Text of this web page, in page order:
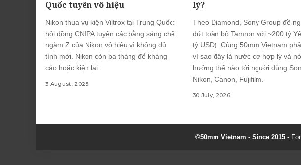
Quốc tuyên vô hiệu
Nikon thua vụ kiện Viltrox tại Trung Quốc:
hội đồng CNIPA tuyên các bằng sáng chế
ngàm Z của Nikon vô hiệu vì không đủ
tính mới. Nikon còn ba tháng để kháng
cáo hoặc kiện lại.
3 August, 2026
lý?
Theo Diamond, Sony Group đề
đứt toàn bộ Tamron với ~200 tỷ
tỷ USD). Cùng 50mm Vietnam
vì sao đây là nước cờ hợp lý và
hưởng thế nào tới người dùng
Nikon, Canon, Fujifilm.
30 July, 2026
©50mm Vietnam - Since 2015- For